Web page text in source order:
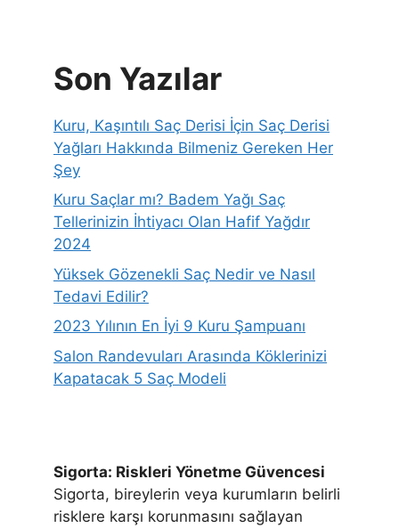
Son Yazılar
Kuru, Kaşıntılı Saç Derisi İçin Saç Derisi
Yağları Hakkında Bilmeniz Gereken Her
Şey
Kuru Saçlar mı? Badem Yağı Saç
Tellerinizin İhtiyacı Olan Hafif Yağdır
2024
Yüksek Gözenekli Saç Nedir ve Nasıl
Tedavi Edilir?
2023 Yılının En İyi 9 Kuru Şampuanı
Salon Randevuları Arasında Köklerinizi
Kapatacak 5 Saç Modeli
Sigorta: Riskleri Yönetme Güvencesi
Sigorta, bireylerin veya kurumların belirli
risklere karşı korunmasını sağlayan